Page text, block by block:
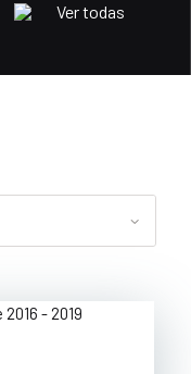
Ver todas